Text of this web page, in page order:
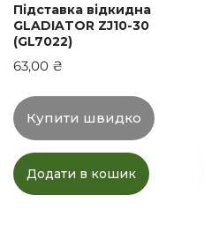
Підставка відкидна
GLADIATOR ZJ10-30
(GL7022)
63,00 ₴
Купити швидко
Додати в кошик